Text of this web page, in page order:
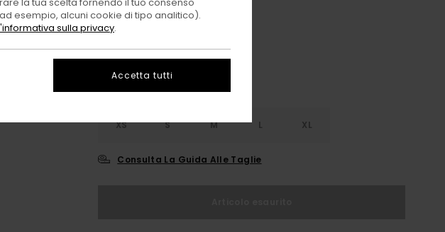
ColoriEclipse Navy
XS S M L XL
Consulta La Guida Alle Taglie
esempio, alcuni cookie di tipo analitico).
sulla privacy.
Accetta tutti